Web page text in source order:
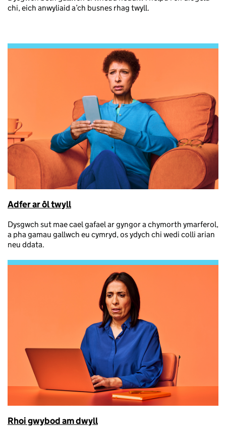
chi, eich anwyliaid a’ch busnes rhag twyll.
Adfer ar ôl twyll
Dysgwch sut mae cael gafael ar gyngor a chymorth ymarferol,
a pha gamau gallwch eu cymryd, os ydych chi wedi colli arian
neu ddata.
Rhoi gwybod am dwyll